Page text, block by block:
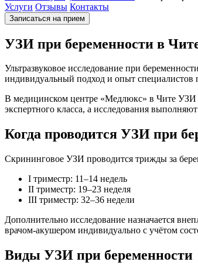
Услуги Отзывы Контакты
Записаться на прием
УЗИ при беременности в
Ультразвуковое исследование при
индивидуальный подход и опыт
В медицинском центре «Медлюкс» в Чите УЗИ
экспертного класса, а исследования
Когда проводится УЗИ при
Скрининговое УЗИ проводится трижды за
I триместр: 11–14 недель
II триместр: 19–23 неделя
III триместр: 32–36 недели
Дополнительно исследование назначается
врачом-акушером индивидуально с учётом
Виды УЗИ при беременности